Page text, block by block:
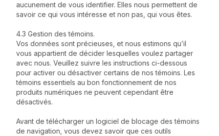
aucunement de vous identifier. Elles nous permettent de
savoir ce qui vous intéresse et non pas, qui vous êtes.
4.3 Gestion des témoins.
Vos données sont précieuses, et nous estimons qu’il
vous appartient de décider lesquelles voulez partager
avec nous. Veuillez suivre les instructions ci-dessous
pour activer ou désactiver certains de nos témoins. Les
témoins essentiels au bon fonctionnement de nos
produits numériques ne peuvent cependant être
désactivés.
Avant de télécharger un logiciel de blocage des témoins
de navigation, vous devez savoir que ces outils